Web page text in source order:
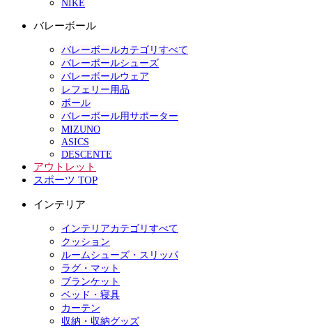
NIKE
バレーボール
バレーボールカテゴリすべて
バレーボールシューズ
バレーボールウェア
レフェリー用品
ボール
バレーボール用サポーター
MIZUNO
ASICS
DESCENTE
アウトレット
スポーツ TOP
インテリア
インテリアカテゴリすべて
クッション
ルームシューズ・スリッパ
ラグ・マット
ブランケット
ベッド・寝具
カーテン
収納・収納グッズ